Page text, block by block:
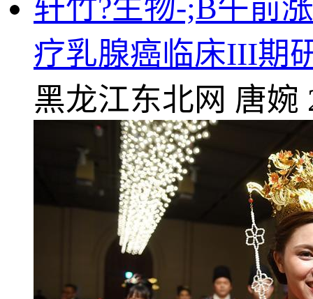
轩竹?生物-;B午前
疗乳腺癌临床III期
黑龙江东北网 唐婉